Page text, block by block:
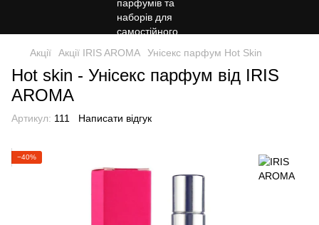
Акції Акції IRIS AROMA Унісекс парфум Hot Skin
Hot skin - Унісекс парфум від IRIS
AROMA
Артикул: 111 Написати відгук
−40%